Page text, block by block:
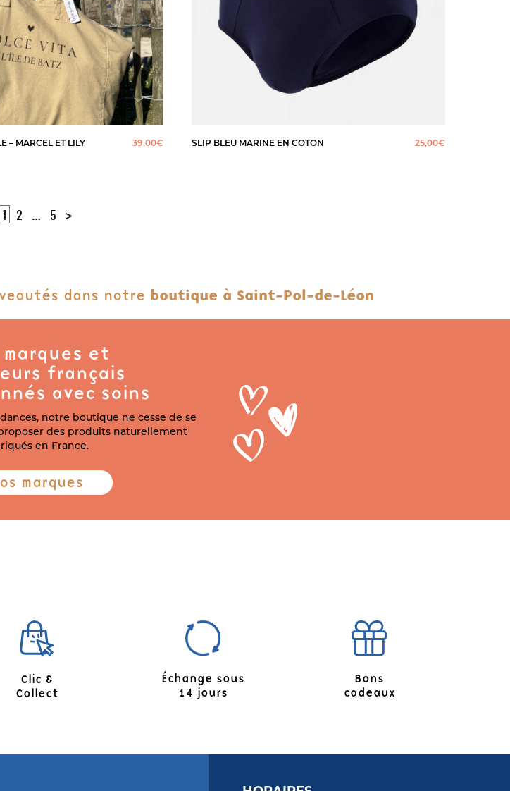
– MARCEL ET LILY 39,00€ SLIP BLEU MARINE EN COTON 25,00€
1 2 … 5 >
dans notre boutique à Saint-Pol-de-Léon
marques et
français
avec soins
notre boutique ne cesse de se
des produits naturellement
en France.
marques
Clic &
Collect
Échange sous
14 jours
Bons
cadeaux